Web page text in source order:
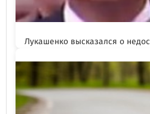
Лукашенко высказался о